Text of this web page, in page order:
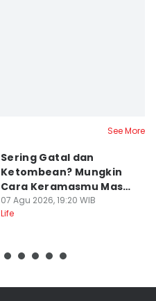
See More
Sering Gatal dan
Ketombean? Mungkin
Cara Keramasmu Masih
Keliru
07 Agu 2026, 19:20 WIB
Life